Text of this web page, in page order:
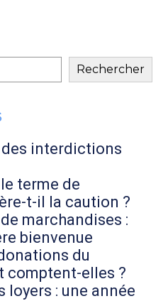
Rechercher
des interdictions
terme de
t-il la caution ?
marchandises :
bienvenue
du
comptent-elles ?
loyers : une année